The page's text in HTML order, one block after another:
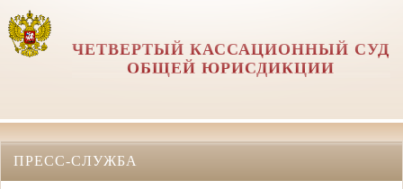
ЧЕТВЕРТЫЙ КАССАЦИОННЫЙ СУД
ОБЩЕЙ ЮРИСДИКЦИИ
ПРЕСС-СЛУЖБА